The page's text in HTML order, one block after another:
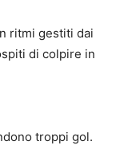
ritmi gestiti dai
di colpire in
troppi gol.